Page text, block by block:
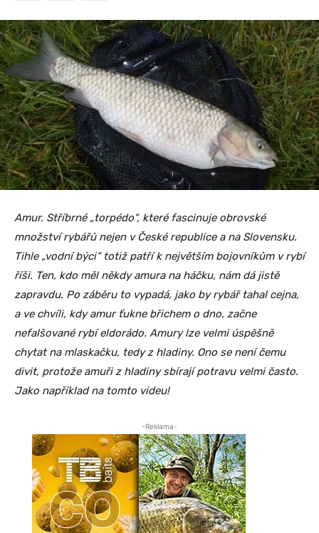
Amur. Stříbrné „torpédo“, které fascinuje obrovské
množství rybářů nejen v České republice a na Slovensku.
Tihle „vodní býci“ totiž patří k největším bojovníkům v rybí
říši. Ten, kdo měl někdy amura na háčku, nám dá jistě
zapravdu. Po záběru to vypadá, jako by rybář tahal cejna,
a ve chvíli, kdy amur ťukne břichem o dno, začne
nefalšované rybí eldorádo. Amury lze velmi úspěšně
chytat na mlaskačku, tedy z hladiny. Ono se není čemu
divit, protože amuři z hladiny sbírají potravu velmi často.
Jako například na tomto videu!
-Reklama-